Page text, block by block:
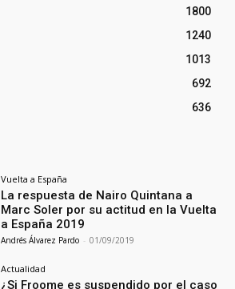
1800
1240
1013
692
636
Vuelta a España
La respuesta de Nairo Quintana a
Marc Soler por su actitud en la Vuelta
a España 2019
Andrés Álvarez Pardo - 01/09/2019
Actualidad
¿Si Froome es suspendido por el caso